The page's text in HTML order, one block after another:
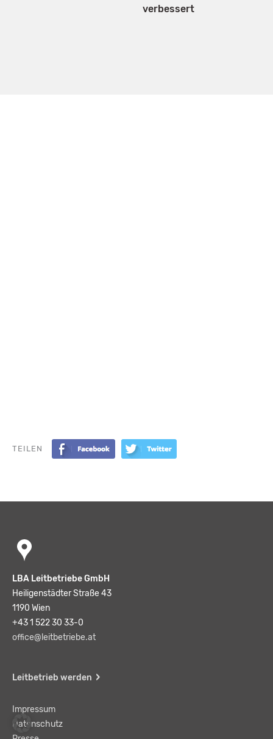
verbessert
TEILEN
LBA Leitbetriebe GmbH
Heiligenstädter Straße 43
1190 Wien
+43 1 522 30 33-0
office@leitbetriebe.at
Leitbetrieb werden
Impressum
Datenschutz